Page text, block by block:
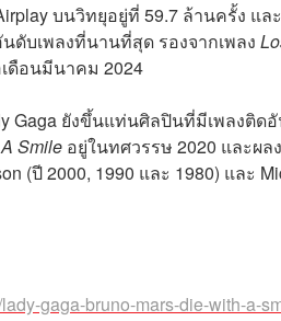
บนวิทยุอยู่ที่ 59.7 ล้านครั้ง แล
ดับเพลงที่นานที่สุด รองจากเพลง
ดือนมีนาคม 2024
ยังขึ้นแท่นศิลปินที่มีเพลงติด
Smile อยู่ในทศวรรษ 2020 และผ
(ปี 2000, 1990 และ 1980) และ
gaga-bruno-mars-die-with-a-